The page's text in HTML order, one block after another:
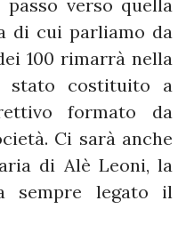
verso quella
di cui parliamo da
100 rimarrà nella
stato costituito a
formato da
Ci sarà anche
di Alè Leoni, la
sempre legato il